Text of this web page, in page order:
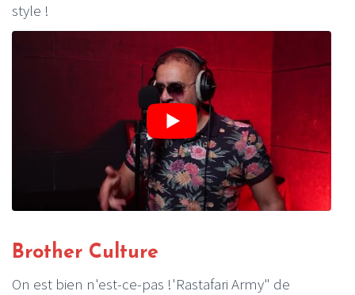
style !
Brother Culture
On est bien n'est-ce-pas !'Rastafari Army" de